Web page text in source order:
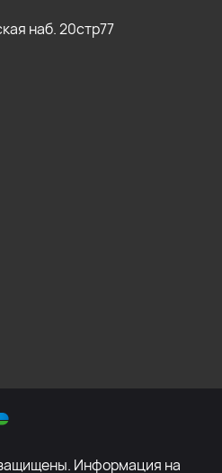
наб. 20стр77
Информация на